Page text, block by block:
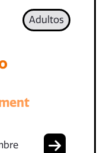
Adultos